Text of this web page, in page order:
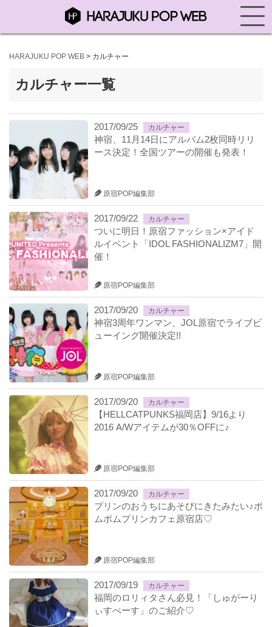
HARAJUKU POP WEB > カルチャー
カルチャー一覧
2017/09/25 カルチャー
神宿、11月14日にアルバム2枚同時リリ
ース決定！全国ツアーの開催も発表！
原宿POP編集部
2017/09/22 カルチャー
ついに明日！原宿ファッション×アイド
ルイベント「IDOL FASHIONALIZM7」開
催！
原宿POP編集部
2017/09/20 カルチャー
神宿3周年ワンマン、JOL原宿でライブビ
ューイング開催決定!!
原宿POP編集部
2017/09/20 カルチャー
【HELLCATPUNKS福岡店】9/16より
2016 A/Wアイテムが30％OFFに♪
原宿POP編集部
2017/09/20 カルチャー
プリンのおうちにあそびにきたみたい♪ポ
ムポムプリンカフェ原宿店♡
原宿POP編集部
2017/09/19 カルチャー
福岡のロリィタさん必見！「しゅがーり
ぃすぺーす」のご紹介♡